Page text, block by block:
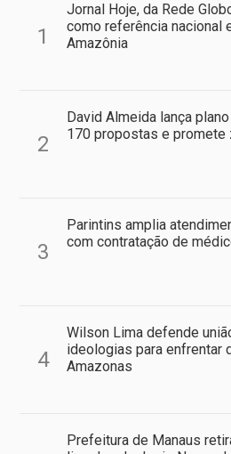
1
Jornal Hoje, da Rede
como referência nacional
Amazônia
2
David Almeida lança
170 propostas e promete
3
Parintins amplia
com contratação de
4
Wilson Lima defende
ideologias para enfrentar
Amazonas
Prefeitura de Manaus